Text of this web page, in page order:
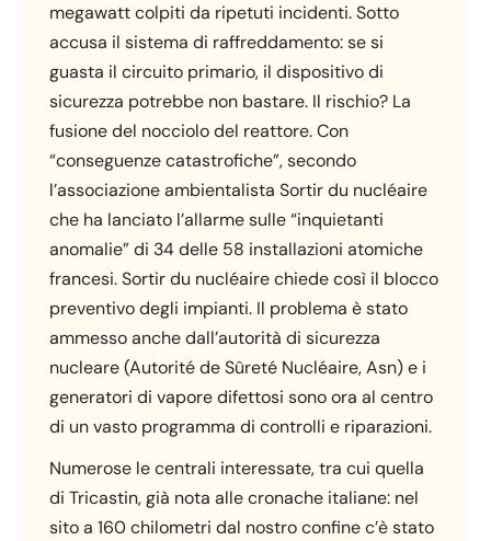
megawatt colpiti da ripetuti incidenti. Sotto
accusa il sistema di raffreddamento: se si
guasta il circuito primario, il dispositivo di
sicurezza potrebbe non bastare. Il rischio? La
fusione del nocciolo del reattore. Con
“conseguenze catastrofiche”, secondo
l’associazione ambientalista Sortir du nucléaire
che ha lanciato l’allarme sulle “inquietanti
anomalie” di 34 delle 58 installazioni atomiche
francesi. Sortir du nucléaire chiede così il blocco
preventivo degli impianti. Il problema è stato
ammesso anche dall’autorità di sicurezza
nucleare (Autorité de Sûreté Nucléaire, Asn) e i
generatori di vapore difettosi sono ora al centro
di un vasto programma di controlli e riparazioni.
Numerose le centrali interessate, tra cui quella
di Tricastin, già nota alle cronache italiane: nel
sito a 160 chilometri dal nostro confine c’è stato